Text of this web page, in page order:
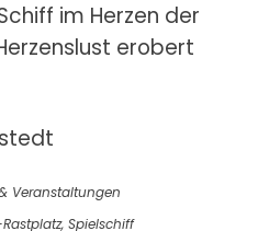
im Herzen der
erobert
Veranstaltungen
, Spielschiff